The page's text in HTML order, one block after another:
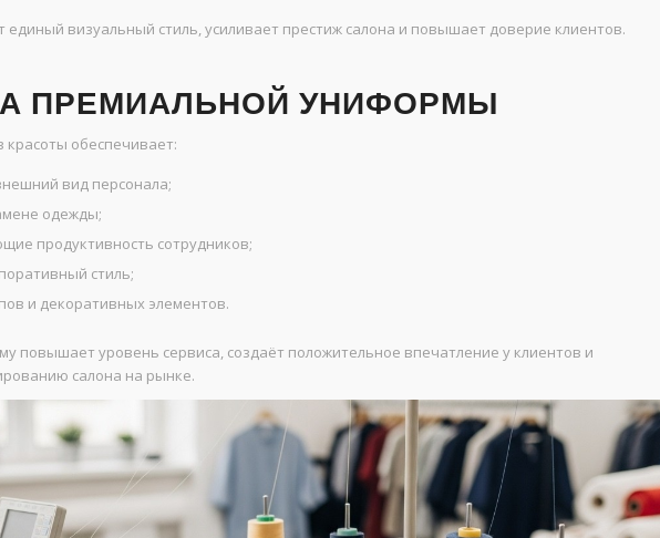
визуальный стиль, усиливает престиж салона и повышает доверие клиентов.
ПРЕМИАЛЬНОЙ УНИФОРМЫ
обеспечивает:
вид персонала;
одежды;
продуктивность сотрудников;
стиль;
и декоративных элементов.
повышает уровень сервиса, создаёт положительное впечатление у клиентов и
салона на рынке.